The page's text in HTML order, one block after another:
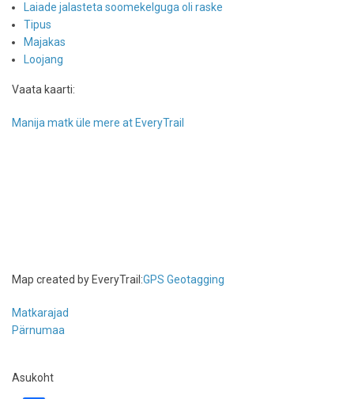
Laiade jalasteta soomekelguga oli raske
Tipus
Majakas
Loojang
Vaata kaarti:
Manija matk üle mere at EveryTrail
Map created by EveryTrail:GPS Geotagging
Matkarajad
Pärnumaa
Asukoht